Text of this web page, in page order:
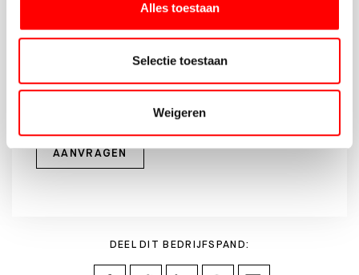
Alles toestaan
Selectie toestaan
Weigeren
AANVRAGEN
DEEL DIT BEDRIJFSPAND: